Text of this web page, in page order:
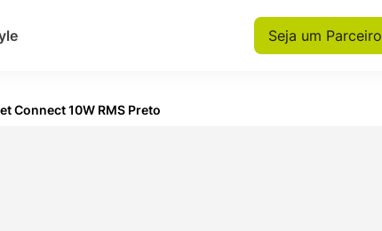
Seja um Parceiro
Connect 10W RMS Preto